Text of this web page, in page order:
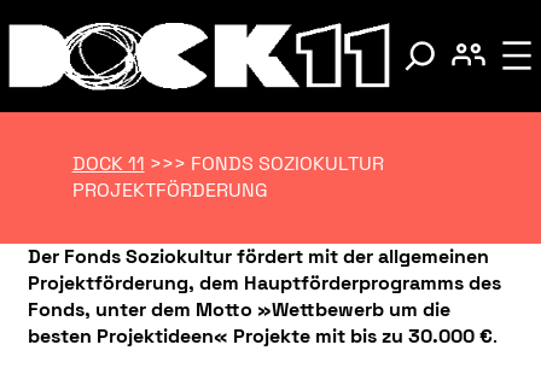
DOCK 11 >>> FONDS SOZIOKULTUR
PROJEKTFÖRDERUNG
Der Fonds Soziokultur fördert mit der allgemeinen
Projektförderung, dem Hauptförderprogramms des
Fonds, unter dem Motto »Wettbewerb um die
besten Projektideen« Projekte mit bis zu 30.000 €.